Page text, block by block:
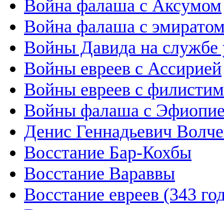
Война фалаша с Аксумом
Война фалаша с
Войны Давида на службе
Войны евреев с Ассирией
Войны евреев с
Войны фалаша с
Денис Геннадьевич
Восстание Бар-Кохбы
Восстание Вараввы
Восстание евреев (343